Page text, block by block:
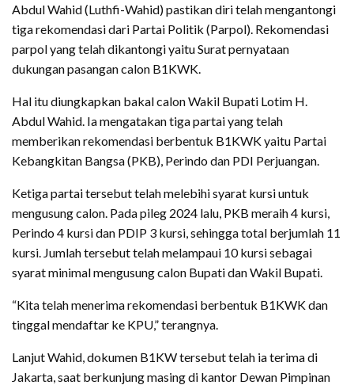
Abdul Wahid (Luthfi-Wahid) pastikan diri telah mengantongi
tiga rekomendasi dari Partai Politik (Parpol). Rekomendasi
parpol yang telah dikantongi yaitu Surat pernyataan
dukungan pasangan calon B1KWK.
Hal itu diungkapkan bakal calon Wakil Bupati Lotim H.
Abdul Wahid. Ia mengatakan tiga partai yang telah
memberikan rekomendasi berbentuk B1KWK yaitu Partai
Kebangkitan Bangsa (PKB), Perindo dan PDI Perjuangan.
Ketiga partai tersebut telah melebihi syarat kursi untuk
mengusung calon. Pada pileg 2024 lalu, PKB meraih 4 kursi,
Perindo 4 kursi dan PDIP 3 kursi, sehingga total berjumlah 11
kursi. Jumlah tersebut telah melampaui 10 kursi sebagai
syarat minimal mengusung calon Bupati dan Wakil Bupati.
“Kita telah menerima rekomendasi berbentuk B1KWK dan
tinggal mendaftar ke KPU,” terangnya.
Lanjut Wahid, dokumen B1KW tersebut telah ia terima di
Jakarta, saat berkunjung masing di kantor Dewan Pimpinan